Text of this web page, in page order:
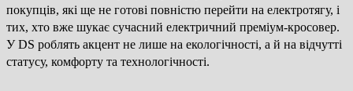
покупців, які ще не готові повністю перейти на електротягу, і
тих, хто вже шукає сучасний електричний преміум-кросовер.
У DS роблять акцент не лише на екологічності, а й на відчутті
статусу, комфорту та технологічності.